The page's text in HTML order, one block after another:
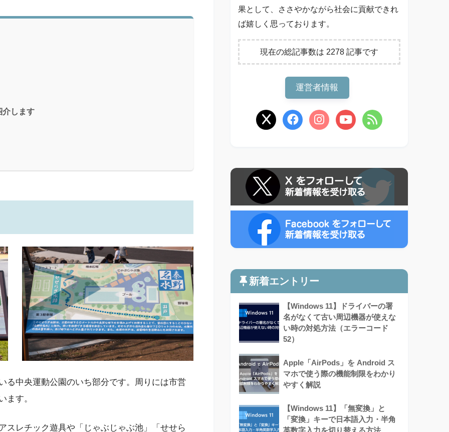
介します
る中央運動公園のいち部分です。周りには市営
ます。
スレチック遊具や「じゃぶじゃぶ池」「せせら
果として、ささやかながら社会に貢献できれ
ば嬉しく思っております。
現在の総記事数は 2278 記事です
運営者情報
新着エントリー
【Windows 11】ドライバーの署
名がなくて古い周辺機器が使えな
い時の対処方法（エラーコード
52）
Apple「AirPods」を Android ス
マホで使う際の機能制限をわかり
やすく解説
【Windows 11】「無変換」と
「変換」キーで日本語入力・半角
英数字入力を切り替える方法